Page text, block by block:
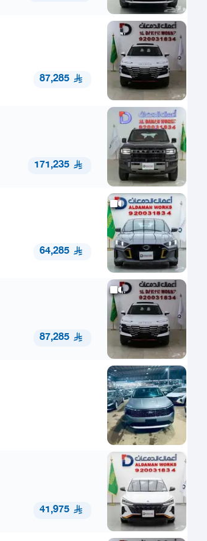
87,285
171,235
64,285
87,285
41,975